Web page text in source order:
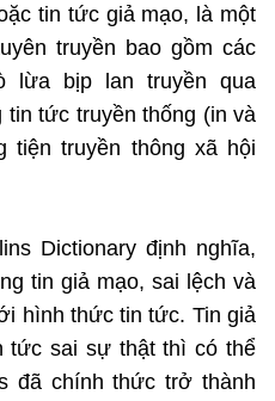
tin tức giả mạo, là một
truyền bao gồm các
lừa bịp lan truyền qua
tức truyền thống (in và
tiện truyền thông xã hội
Dictionary định nghĩa,
tin giả mạo, sai lệch và
hình thức tin tức. Tin giả
tức sai sự thật thì có thể
đã chính thức trở thành